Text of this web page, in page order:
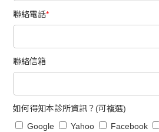
聯絡電話*
聯絡信箱
如何得知本診所資訊？(可複選)
Google
Yahoo Facebook